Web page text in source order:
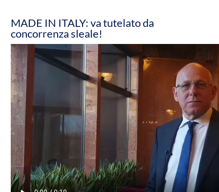
MADE IN ITALY: va tutelato da
concorrenza sleale!